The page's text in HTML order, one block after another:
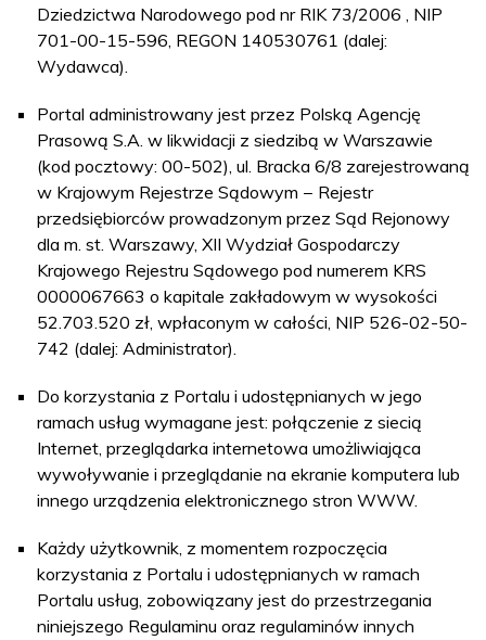
Dziedzictwa Narodowego pod nr RIK 73/2006 , NIP
701-00-15-596, REGON 140530761 (dalej:
Wydawca).
Portal administrowany jest przez Polską Agencję
Prasową S.A. w likwidacji z siedzibą w Warszawie
(kod pocztowy: 00-502), ul. Bracka 6/8 zarejestrowaną
w Krajowym Rejestrze Sądowym − Rejestr
przedsiębiorców prowadzonym przez Sąd Rejonowy
dla m. st. Warszawy, XII Wydział Gospodarczy
Krajowego Rejestru Sądowego pod numerem KRS
0000067663 o kapitale zakładowym w wysokości
52.703.520 zł, wpłaconym w całości, NIP 526-02-50-
742 (dalej: Administrator).
Do korzystania z Portalu i udostępnianych w jego
ramach usług wymagane jest: połączenie z siecią
Internet, przeglądarka internetowa umożliwiająca
wywoływanie i przeglądanie na ekranie komputera lub
innego urządzenia elektronicznego stron WWW.
Każdy użytkownik, z momentem rozpoczęcia
korzystania z Portalu i udostępnianych w ramach
Portalu usług, zobowiązany jest do przestrzegania
niniejszego Regulaminu oraz regulaminów innych